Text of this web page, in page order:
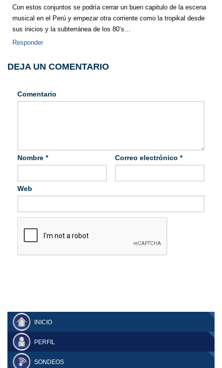
Con estos conjuntos se podría cerrar un buen capitulo de la escena
musical en el Perú y empezar otra corriente como la tropikal desde
sus inicios y la subterránea de los 80’s…
Responder
DEJA UN COMENTARIO
Comentario
Nombre * Correo electrónico *
Web
INICIO
PERFIL
SONDEOS